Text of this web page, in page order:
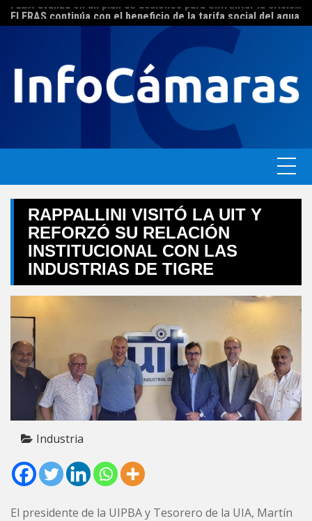
Skip
to
El ERAS continúa con el beneficio de la tarifa social del agua
RAPPALLINI VISITÓ LA UIT Y
REFORZÓ SU RELACIÓN
INSTITUCIONAL CON LAS
INDUSTRIAS DE TIGRE
Industria
El presidente de la UIPBA y Tesorero de la UIA, Martín